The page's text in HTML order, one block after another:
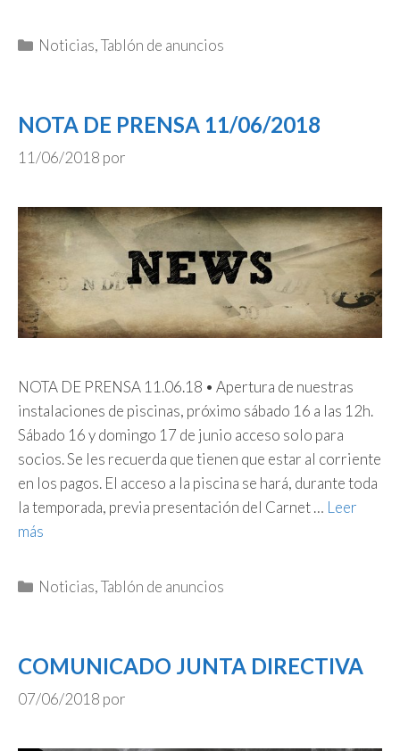
Categorías
Noticias,Tablón de anuncios
NOTA DE PRENSA 11/06/2018
11/06/2018 por
NOTA DE PRENSA 11.06.18 • Apertura de nuestras
instalaciones de piscinas, próximo sábado 16 a las 12h.
Sábado 16 y domingo 17 de junio acceso solo para
socios. Se les recuerda que tienen que estar al corriente
en los pagos. El acceso a la piscina se hará, durante toda
la temporada, previa presentación del Carnet … Leer
más
Categorías
Noticias,Tablón de anuncios
COMUNICADO JUNTA DIRECTIVA
07/06/2018 por